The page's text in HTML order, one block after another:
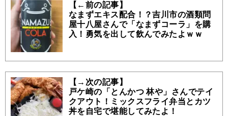
【←前の記事】
なまずエキス配合！？吉川市の酒類問
屋十八屋さんで「なまずコーラ」を購
入！勇気を出して飲んでみたよｗｗ
【→次の記事】
戸ケ崎の「とんかつ 林や」さんでテイ
クアウト！ミックスフライ弁当とカツ
丼を自宅で堪能してみたよ！